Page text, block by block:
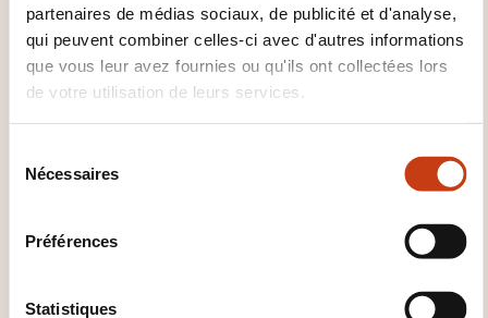
partenaires de médias sociaux, de publicité et d'analyse,
qui peuvent combiner celles-ci avec d'autres informations
que vous leur avez fournies ou qu'ils ont collectées lors
de votre utilisation de leurs services.
Nécessaires
Préférences
Statistiques
PÉDAGOGIQUES SONT UTILISÉES
?
Active Learning
COMMENT L’ÉVALUATION EST-
contrôle continu ou certification si prévue dans le